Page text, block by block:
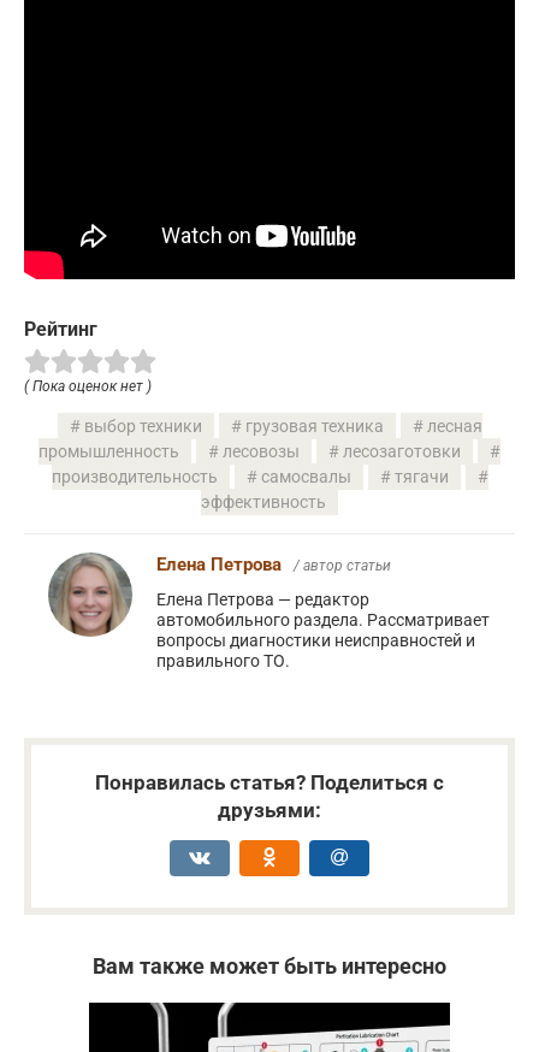
Рейтинг
( Пока оценок нет )
выбор техники грузовая техника
лесная
промышленность
лесовозы
лесозаготовки
производительность
самосвалы
тягачи
эффективность
Елена Петрова / автор статьи
Елена Петрова — редактор
автомобильного раздела. Рассматривает
вопросы диагностики неисправностей и
правильного ТО.
Понравилась статья? Поделиться с
друзьями:
Вам также может быть интересно